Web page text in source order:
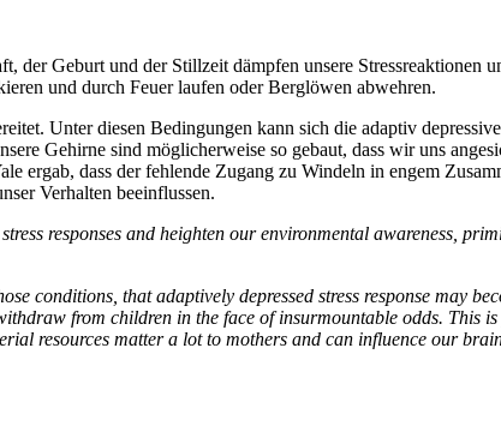
Geburt und der Stillzeit dämpfen unsere Stressreaktionen
und durch Feuer laufen oder Berglöwen abwehren.
Unter diesen Bedingungen kann sich die adaptiv
Gehirne sind möglicherweise so gebaut, dass wir uns
dass der fehlende Zugang zu Windeln in engem
Verhalten beeinflussen.
responses and heighten our environmental awareness,
conditions, that adaptively depressed stress response may
from children in the face of insurmountable odds. This is
resources matter a lot to mothers and can influence our